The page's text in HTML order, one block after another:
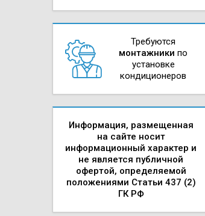
Требуются
монтажники по
установке
кондиционеров
Информация, размещенная
на сайте носит
информационный характер и
не является публичной
офертой, определяемой
положениями Статьи 437 (2)
ГК РФ